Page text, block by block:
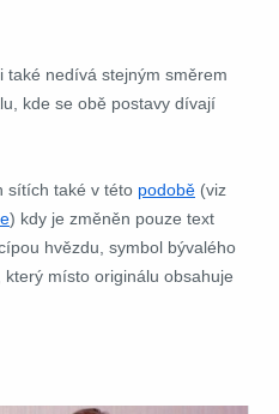
také nedívá stejným směrem
kde se obě postavy dívají
sítích také v této podobě (viz
) kdy je změněn pouze text
hvězdu, symbol bývalého
místo originálu obsahuje